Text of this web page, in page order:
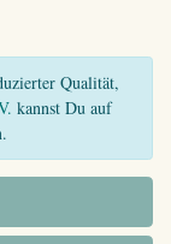
Qualität,
kannst Du auf